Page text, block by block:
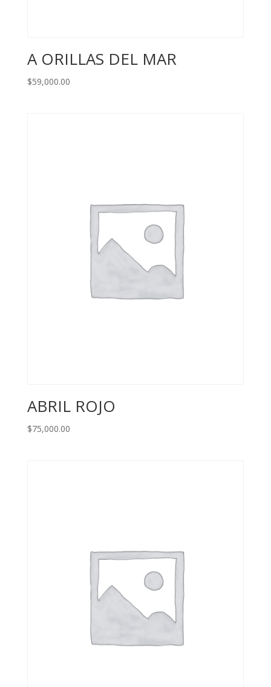
A ORILLAS DEL MAR
$59,000.00
ABRIL ROJO
$75,000.00